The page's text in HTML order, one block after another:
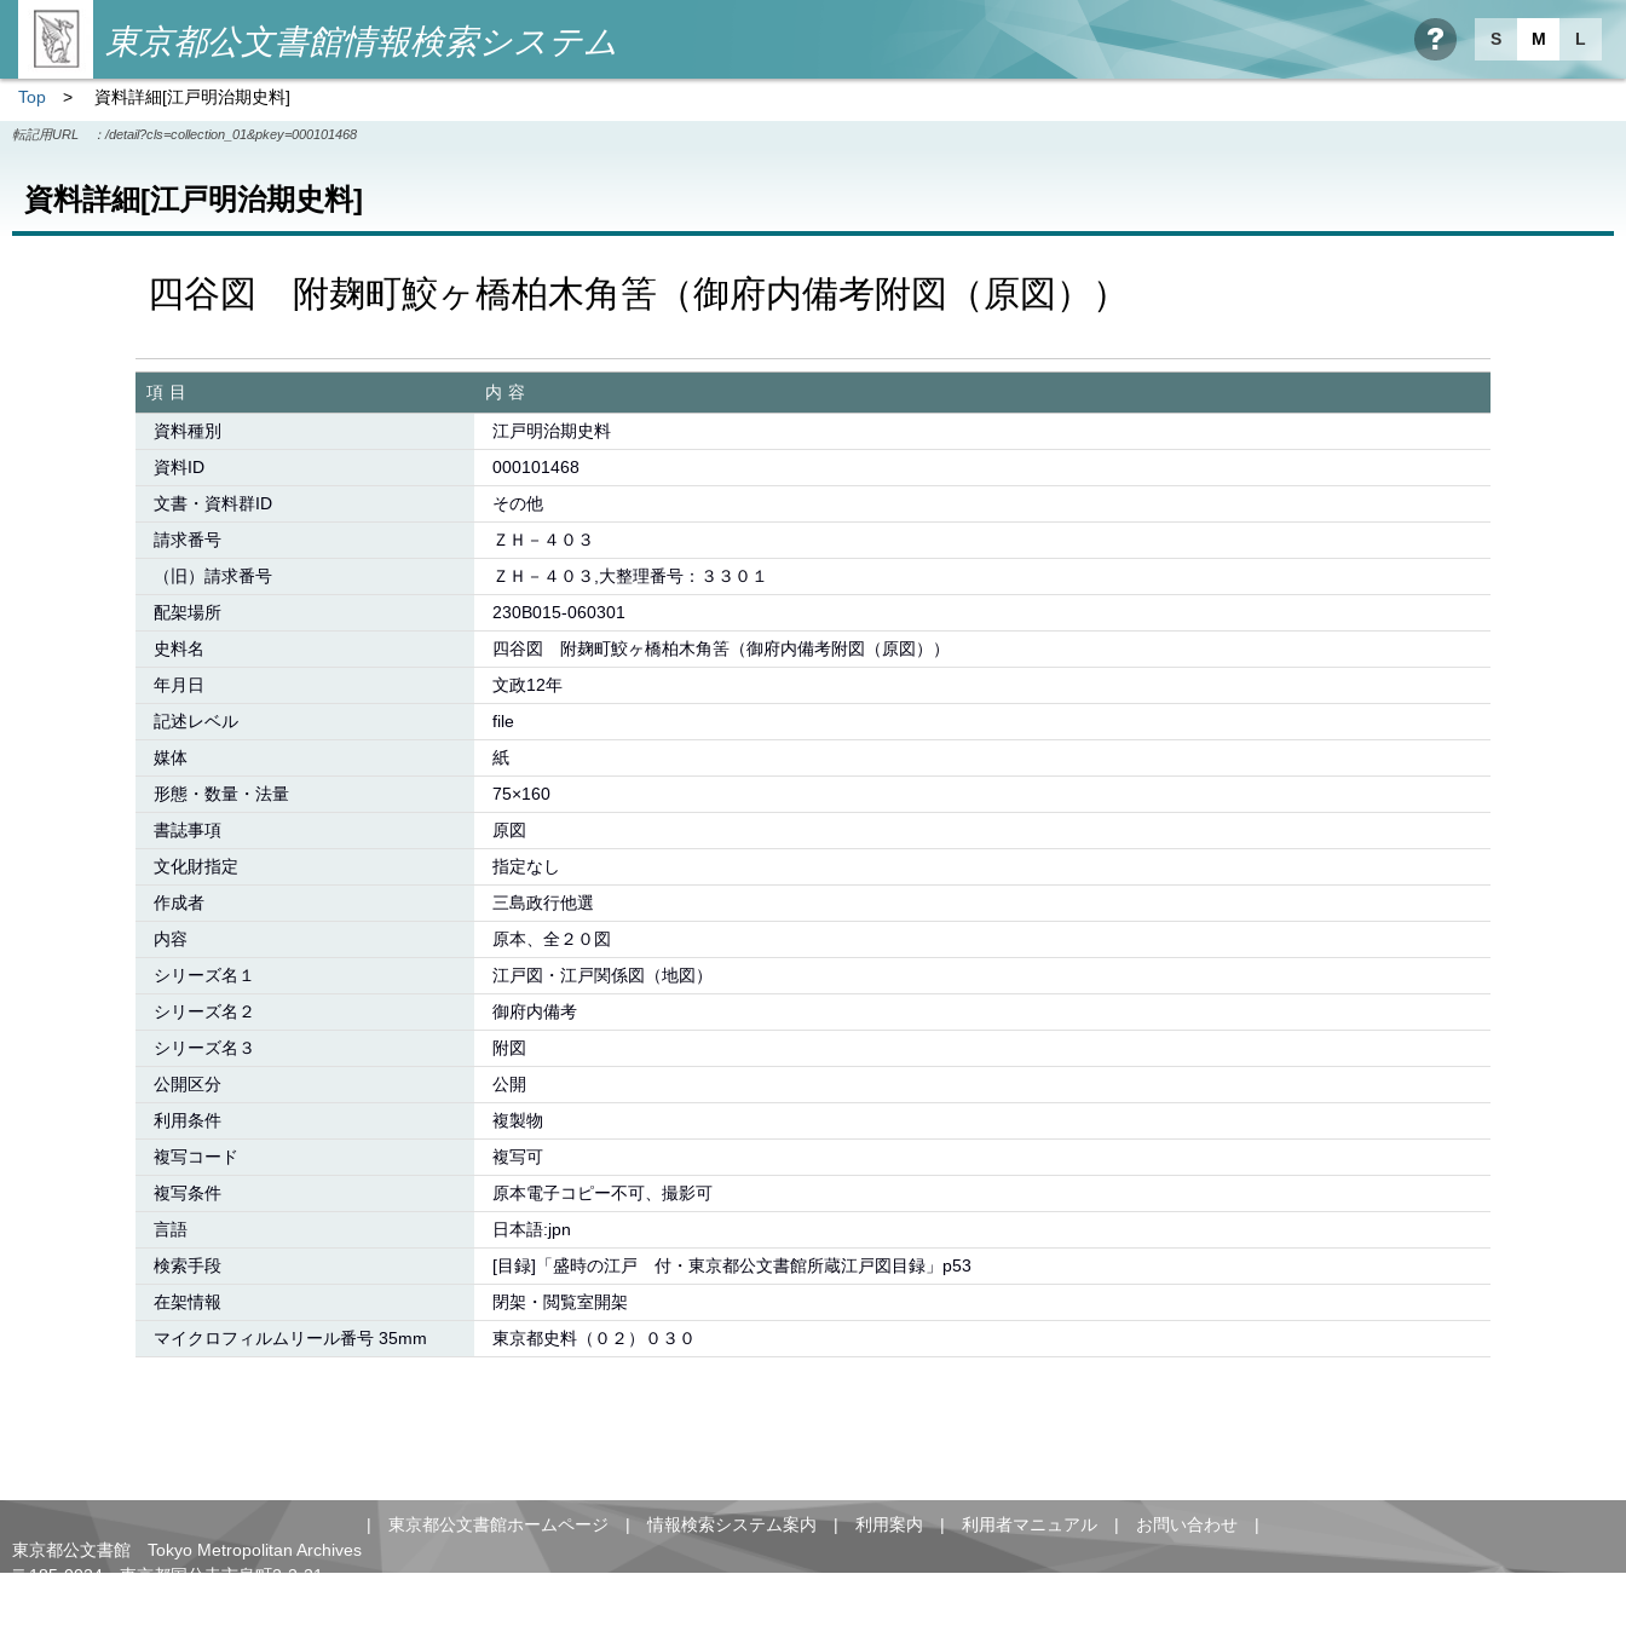
S M L
ヘルプ
東京都公文書館情報検索システム
Top > 資料詳細[江戸明治期史料]
転記用URL ： /detail?cls=collection_01&pkey=000101468
資料詳細[江戸明治期史料]
四谷図 附麹町鮫ヶ橋柏木角筈（御府内備考附図（原図））
項目
内容
資料種別
江戸明治期史料
資料ID
000101468
文書・資料群ID
その他
請求番号
ＺＨ－４０３
（旧）請求番号
ＺＨ－４０３,大整理番号：３３０１
配架場所
230B015-060301
史料名
四谷図 附麹町鮫ヶ橋柏木角筈（御府内備考附図（原図））
年月日
文政12年
記述レベル
file
媒体
紙
形態・数量・法量
75×160
書誌事項
原図
文化財指定
指定なし
作成者
三島政行他選
内容
原本、全２０図
シリーズ名１
江戸図・江戸関係図（地図）
シリーズ名２
御府内備考
シリーズ名３
附図
公開区分
公開
利用条件
複製物
複写コード
複写可
複写条件
原本電子コピー不可、撮影可
言語
日本語:jpn
検索手段
[目録]「盛時の江戸 付・東京都公文書館所蔵江戸図目録」p53
在架情報
閉架・閲覧室開架
マイクロフィルムリール番号 35mm
東京都史料（０２）０３０
| 東京都公文書館ホームページ |情報検索システム案内|利用案内| 利用者マニュアル | お問い合わせ |
東京都公文書館 Tokyo Metropolitan Archives
〒185-0024 東京都国分寺市泉町2-2-21